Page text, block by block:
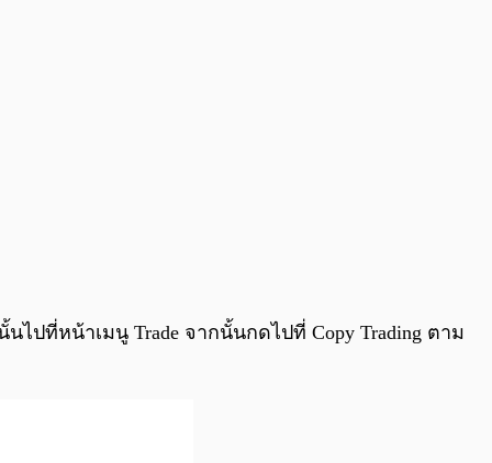
ที่หน้าเมนู Trade จากนั้นกดไปที่ Copy Trading ตาม